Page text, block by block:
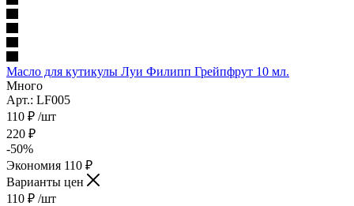
Масло для кутикулы Луи Филипп Грейпфрут 10 мл.
Много
Арт.: LF005
110 ₽ /шт
220 ₽
-50%
Экономия 110 ₽
Варианты цен
110 ₽ /шт